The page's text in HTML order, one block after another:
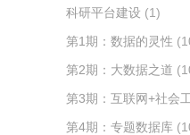
科研平台建设 (1)
第1期：数据的灵性
第2期：大数据之道
第3期：互联网+社会
第4期：专题数据库